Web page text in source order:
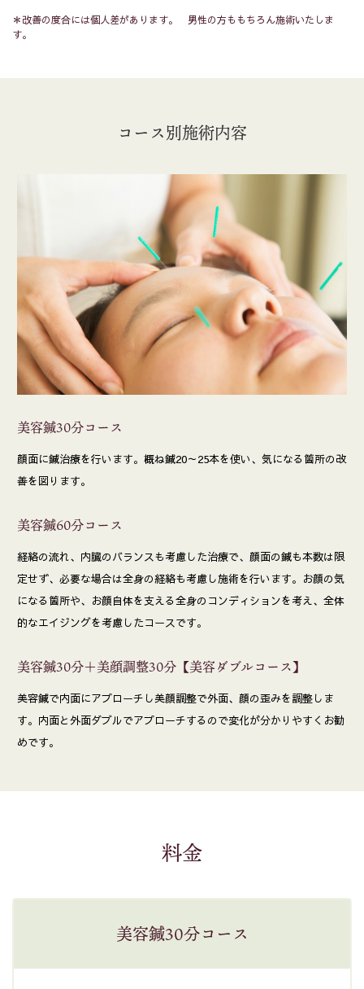
＊改善の度合には個人差があります。 男性の方ももちろん施術いたしま
す。
コース別施術内容
美容鍼30分コース
顔面に鍼治療を行います。概ね鍼20～25本を使い、気になる箇所の改
善を図ります｡
美容鍼60分コース
経絡の流れ、内臓のバランスも考慮した治療で、顔面の鍼も本数は限
定せず、必要な場合は全身の経絡も考慮し施術を行います。お顔の気
になる箇所や、お顔自体を支える全身のコンディションを考え、全体
的なエイジングを考慮したコースです。
美容鍼30分＋美顔調整30分【美容ダブルコース】
美容鍼で内面にアプローチし美顔調整で外面、顔の歪みを調整しま
す。内面と外面ダブルでアプローチするので変化が分かりやすくお勧
めです。
料金
美容鍼30分コース